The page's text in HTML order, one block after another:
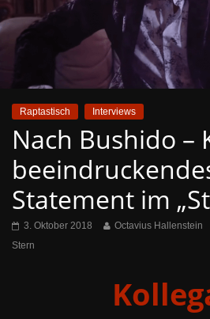
Raptastisch Interviews
Nach Bushido –
Statement im
3. Oktober 2018 Octavius Hallenstein
Stern